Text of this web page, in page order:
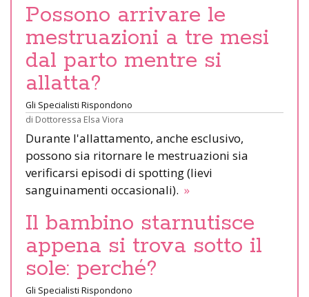
Possono arrivare le
mestruazioni a tre mesi
dal parto mentre si
allatta?
Gli Specialisti Rispondono
di Dottoressa Elsa Viora
Durante l'allattamento, anche esclusivo,
possono sia ritornare le mestruazioni sia
verificarsi episodi di spotting (lievi
sanguinamenti occasionali). »
Il bambino starnutisce
appena si trova sotto il
sole: perché?
Gli Specialisti Rispondono